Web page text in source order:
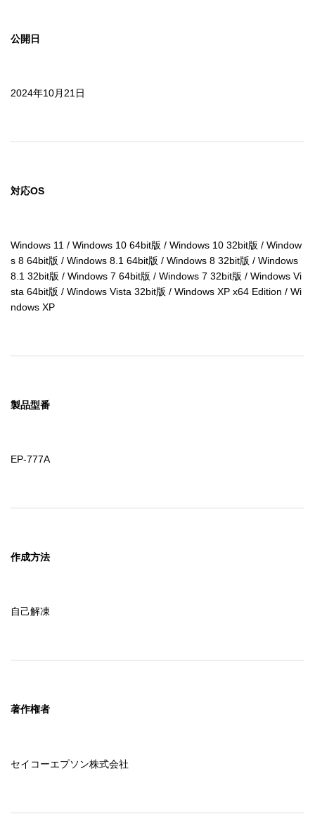
公開日
2024年10月21日
対応OS
Windows 11 / Windows 10 64bit版 / Windows 10 32bit版 / Window
s 8 64bit版 / Windows 8.1 64bit版 / Windows 8 32bit版 / Windows
8.1 32bit版 / Windows 7 64bit版 / Windows 7 32bit版 / Windows Vi
sta 64bit版 / Windows Vista 32bit版 / Windows XP x64 Edition / Wi
ndows XP
製品型番
EP-777A
作成方法
自己解凍
著作権者
セイコーエプソン株式会社